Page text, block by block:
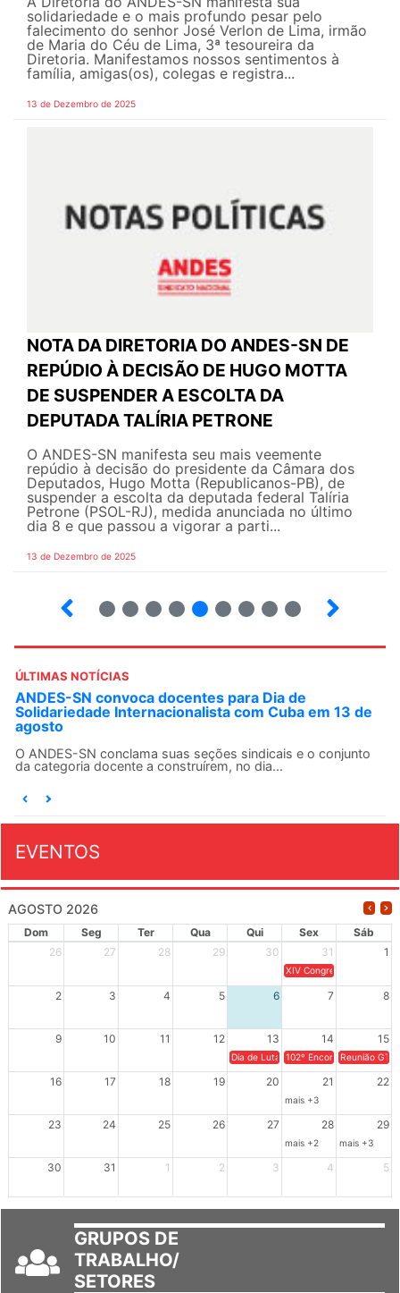
solidariedade e o mais profundo pesar pelo
falecimento do senhor José Verlon de Lima, irmão
de Maria do Céu de Lima, 3ª tesoureira da
Diretoria. Manifestamos nossos sentimentos à
família, amigas(os), colegas e registra...
13 de Dezembro de 2025
NOTA DA DIRETORIA DO ANDES-SN DE
REPÚDIO À DECISÃO DE HUGO MOTTA
DE SUSPENDER A ESCOLTA DA
DEPUTADA TALÍRIA PETRONE
O ANDES-SN manifesta seu mais veemente
repúdio à decisão do presidente da Câmara dos
Deputados, Hugo Motta (Republicanos-PB), de
suspender a escolta da deputada federal Talíria
Petrone (PSOL-RJ), medida anunciada no último
dia 8 e que passou a vigorar a parti...
13 de Dezembro de 2025
ÚLTIMAS NOTÍCIAS
ANDES-SN convoca docentes para Dia de
Solidariedade Internacionalista com Cuba em 13 de
agosto
O ANDES-SN conclama suas seções sindicais e o conjunto
da categoria docente a construírem, no dia...
EVENTOS
AGOSTO 2026
Dom Seg Ter Qua Qui Sex
Sáb
26
27 28 29 30 31 1
XIV Congresso Brasileiro
2 3 4 5 6 7 8
9 10 11 12 13 14 15
Dia de Luta em Defesa de Cuba e da
102º Encontro da
Reunião
16 17 18 19 20 21 22
mais +3
23 24 25 26 27 28 29
mais +2 mais +3
30 31 1 2 3 4 5
GRUPOS DE
TRABALHO/
SETORES